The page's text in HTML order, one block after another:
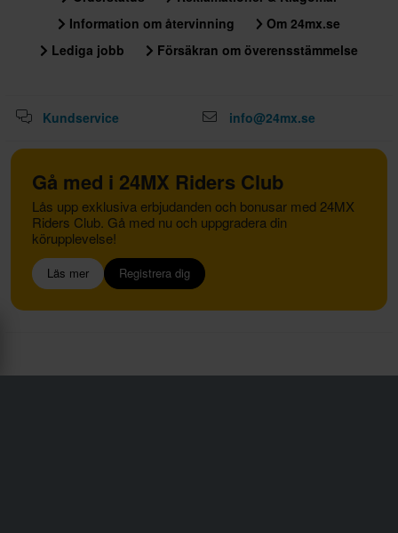
Information om återvinning
Om 24mx.se
Lediga jobb
Försäkran om överensstämmelse
Kundservice info@24mx.se
Gå med i 24MX Riders Club
Lås upp exklusiva erbjudanden och bonusar med 24MX
Riders Club. Gå med nu och uppgradera din
körupplevelse!
Läs mer Registrera dig